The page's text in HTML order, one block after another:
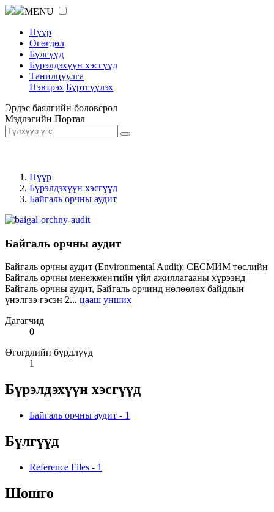
MENU
Нүүр
Өгөгдөл
Бүлгүүд
Бүрэлдэхүүн хэсгүүд
Танилцуулга
Нэвтрэх Бүртгүүлэх
Эрдэс баялгийн боловсрол
Мэдлэгийн Портал
Нүүр
Бүрэлдэхүүн хэсгүүд
Байгаль орчны аудит
Байгаль орчны аудит
Байгаль орчны аудит (Environmental Audit): СЕСМИМ төслийн
Байгаль орчны менежментийн үйл ажиллагааны хүрээнд
Байгаль орчны аудит, Байгаль орчинд нөлөөлөх байдлын
үнэлгээ гэсэн 2... цааш унших
Дагагчид
0
Өгөгдлийн бүрдлүүд
1
Бүрэлдэхүүн хэсгүүд
Байгаль орчны аудит - 1
Бүлгүүд
Reference Files - 1
Шошго